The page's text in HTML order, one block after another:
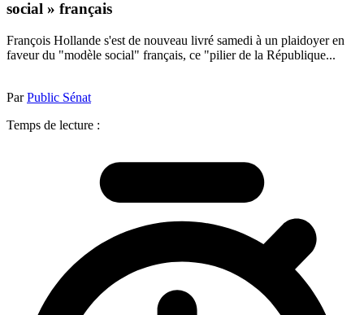
social » français
François Hollande s'est de nouveau livré samedi à un plaidoyer en
faveur du "modèle social" français, ce "pilier de la République...
ParPublic Sénat
Temps de lecture :